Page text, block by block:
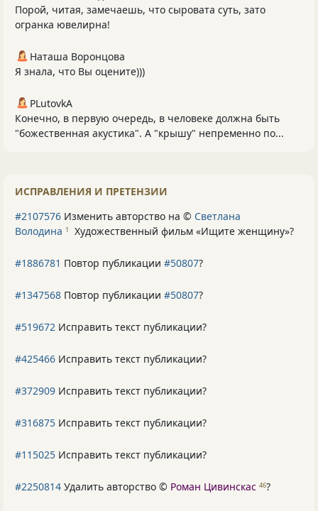
Порой, читая, замечаешь, что сыровата суть, зато
огранка ювелирна!
Наташа Воронцова
Я знала, что Вы оцените)))
PLutоvkА
Конечно, в первую очередь, в человеке должна быть
"божественная акустика". А "крышу" непременно по...
ИСПРАВЛЕНИЯ И ПРЕТЕНЗИИ
#2107576 Изменить авторство на © Светлана
Володина 1 Художественный фильм «Ищите женщину»?
#1886781 Повтор публикации #50807?
#1347568 Повтор публикации #50807?
#519672 Исправить текст публикации?
#425466 Исправить текст публикации?
#372909 Исправить текст публикации?
#316875 Исправить текст публикации?
#115025 Исправить текст публикации?
#2250814 Удалить авторство © Роман Цивинскас 46?